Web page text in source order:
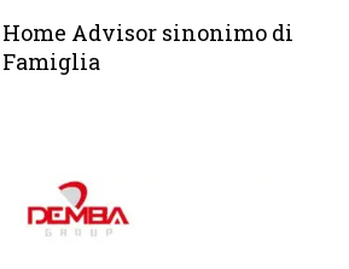
Home Advisor sinonimo di
Famiglia